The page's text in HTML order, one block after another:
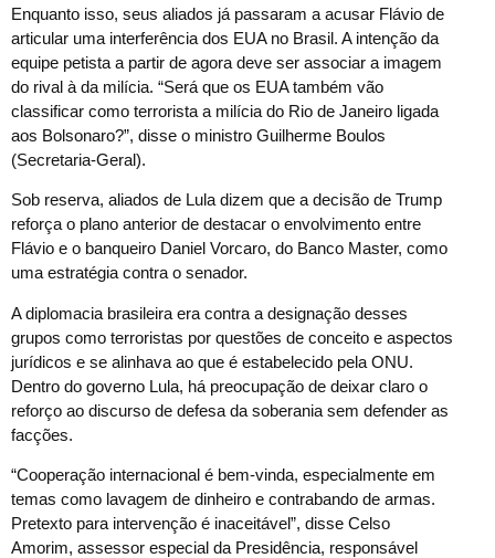
Enquanto isso, seus aliados já passaram a acusar Flávio de
articular uma interferência dos EUA no Brasil. A intenção da
equipe petista a partir de agora deve ser associar a imagem
do rival à da milícia. “Será que os EUA também vão
classificar como terrorista a milícia do Rio de Janeiro ligada
aos Bolsonaro?”, disse o ministro Guilherme Boulos
(Secretaria-Geral).
Sob reserva, aliados de Lula dizem que a decisão de Trump
reforça o plano anterior de destacar o envolvimento entre
Flávio e o banqueiro Daniel Vorcaro, do Banco Master, como
uma estratégia contra o senador.
A diplomacia brasileira era contra a designação desses
grupos como terroristas por questões de conceito e aspectos
jurídicos e se alinhava ao que é estabelecido pela ONU.
Dentro do governo Lula, há preocupação de deixar claro o
reforço ao discurso de defesa da soberania sem defender as
facções.
“Cooperação internacional é bem-vinda, especialmente em
temas como lavagem de dinheiro e contrabando de armas.
Pretexto para intervenção é inaceitável”, disse Celso
Amorim, assessor especial da Presidência, responsável